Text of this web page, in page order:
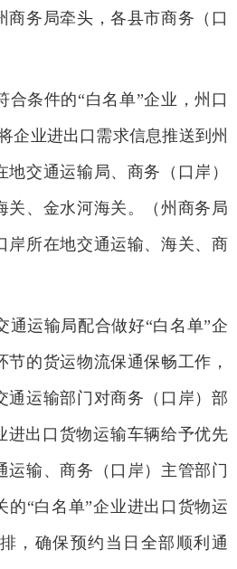
商务局牵头，各县市商务（口
条件的“白名单”企业，州口
企业进出口需求信息推送到州
交通运输局、商务（口岸）
关、金水河海关。（州商务局
岸所在地交通运输、海关、商
运输局配合做好“白名单”企
的货运物流保通保畅工作，
通运输部门对商务（口岸）部
进出口货物运输车辆给予优先
运输、商务（口岸）主管部门
的“白名单”企业进出口货物运
，确保预约当日全部顺利通